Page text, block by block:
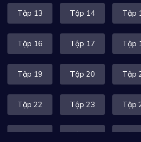
Tập 13 Tập 14 Tập
Tập 16 Tập 17 Tập
Tập 19 Tập 20 Tập
Tập 22 Tập 23 Tập
Tập 25 Tập 26 Tập